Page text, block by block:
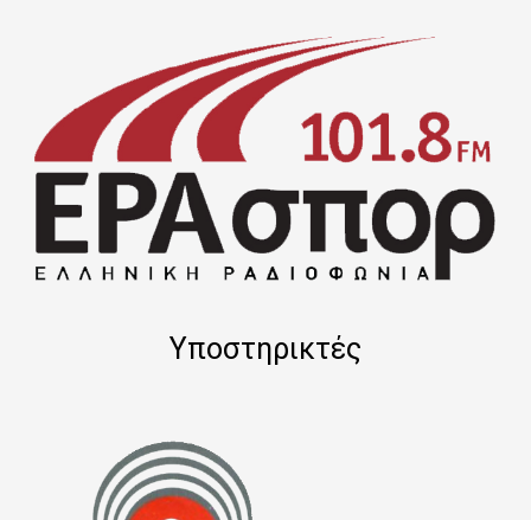
Υποστηρικτές